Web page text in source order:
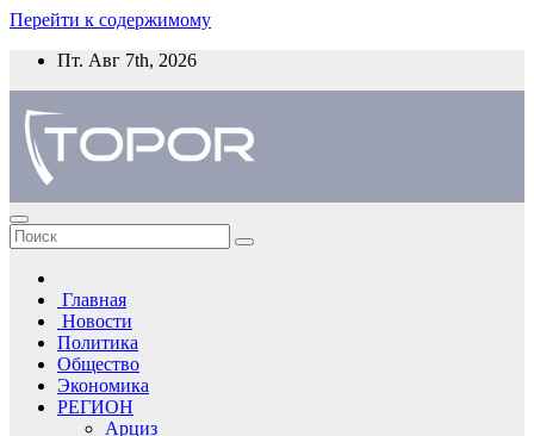
Перейти к содержимому
Пт. Авг 7th, 2026
Главная
Новости
Политика
Общество
Экономика
РЕГИОН
Арциз